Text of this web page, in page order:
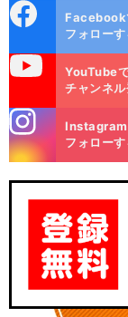
ok
Facebook
フォローす
YouTube
チャンネ
m
フォローす